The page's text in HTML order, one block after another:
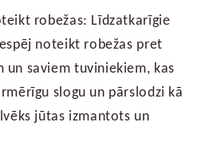
robežas: Līdzatkarīgie
noteikt robežas pret
un saviem tuviniekiem, kas
slogu un pārslodzi kā
jūtas izmantots un